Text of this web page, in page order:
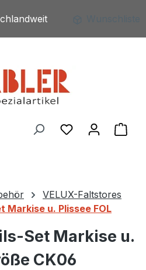
Du hast 0
VELUX-Faltstores
Markise u. Plissee FOL
Set Markise u.
CK06